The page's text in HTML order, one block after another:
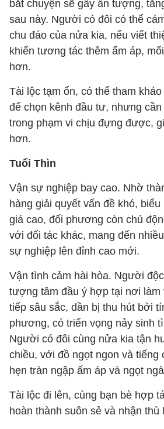
bắt chuyện sẽ gây ấn tượng,
sau này. Người có đôi có thể
chu đáo của nửa kia, nếu viết
khiến tương tác thêm ấm áp,
hơn.
Tài lộc tạm ổn, có thể tham
để chọn kênh đầu tư, nhưng
trong phạm vi chịu đựng được,
hơn.
Tuổi Thìn
Vận sự nghiệp bay cao. Nhờ
hàng giải quyết vấn đề khó,
giá cao, đối phương còn chủ
với đối tác khác, mang đến
sự nghiệp lên đỉnh cao mới.
Vận tình cảm hài hòa. Người
tượng tâm đầu ý hợp tại nơi làm
tiếp sâu sắc, dần bị thu hút bởi
phương, có triển vọng nảy sinh
Người có đôi cùng nửa kia tận
chiều, với đồ ngọt ngon và tiếng
hẹn tràn ngập ấm áp và ngọt
Tài lộc đi lên, cùng bạn bè hợp
hoàn thành suôn sẻ và nhận thù